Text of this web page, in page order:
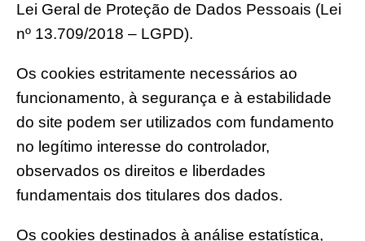
Lei Geral de Proteção de Dados Pessoais (Lei
nº 13.709/2018 – LGPD).
Os cookies estritamente necessários ao
funcionamento, à segurança e à estabilidade
do site podem ser utilizados com fundamento
no legítimo interesse do controlador,
observados os direitos e liberdades
fundamentais dos titulares dos dados.
Os cookies destinados à análise estatística,